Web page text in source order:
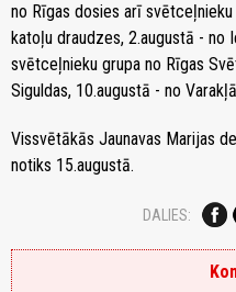
no Rīgas dosies arī
katoļu draudzes, 2.augustā - no
svētceļnieku grupa no Rīgas
Siguldas, 10.augustā - no
Vissvētākās Jaunavas Marijas
notiks 15.augustā.
DALIES: